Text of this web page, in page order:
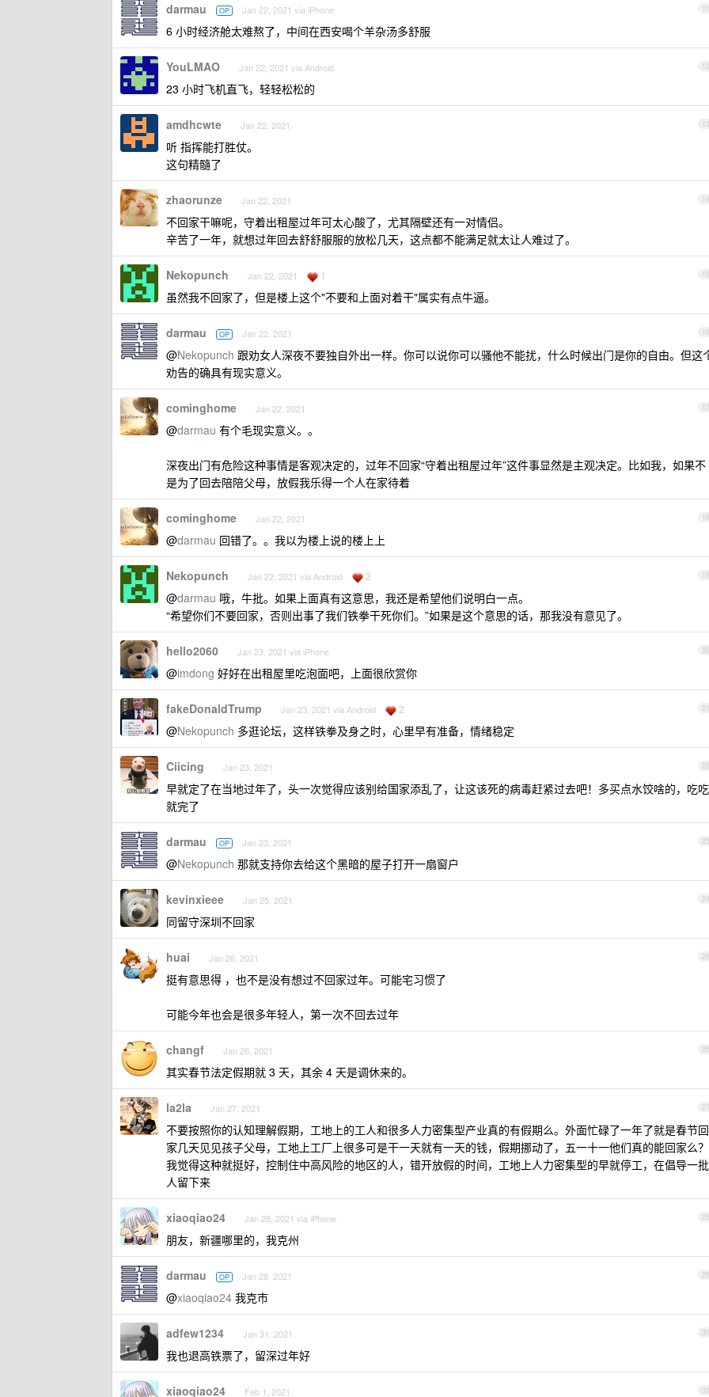
11
darmau OP Jan 22, 2021 via iPhone
6 小时经济舱太难熬了，中间在西安喝个羊杂汤多舒服
12
YouLMAO Jan 22, 2021 via Android
23 小时飞机直飞，轻轻松松的
13
amdhcwte Jan 22, 2021
听 指挥能打胜仗。
这句精髓了
14
zhaorunze Jan 22, 2021
不回家干嘛呢，守着出租屋过年可太心酸了，尤其隔壁还有一对情侣。
辛苦了一年，就想过年回去舒舒服服的放松几天，这点都不能满足就太让人难过了。
15
Nekopunch Jan 22, 2021 1
虽然我不回家了，但是楼上这个"不要和上面对着干"属实有点牛逼。
16
darmau OP Jan 22, 2021
@Nekopunch 跟劝女人深夜不要独自外出一样。你可以说你可以骚他不能扰，什么时候出门是你的自由。但这
劝告的确具有现实意义。
17
cominghome Jan 22, 2021
@darmau 有个毛现实意义。。
深夜出门有危险这种事情是客观决定的，过年不回家“守着出租屋过年”这件事显然是主观决定。比如我，如果不
是为了回去陪陪父母，放假我乐得一个人在家待着
18
cominghome Jan 22, 2021
@darmau 回错了。。我以为楼上说的楼上上
19
Nekopunch Jan 22, 2021 via Android 2
@darmau 哦，牛批。如果上面真有这意思，我还是希望他们说明白一点。
“希望你们不要回家，否则出事了我们铁拳干死你们。”如果是这个意思的话，那我没有意见了。
20
hello2060 Jan 23, 2021 via iPhone
@imdong 好好在出租屋里吃泡面吧，上面很欣赏你
21
fakeDonaldTrump Jan 23, 2021 via Android 2
@Nekopunch 多逛论坛，这样铁拳及身之时，心里早有准备，情绪稳定
22
Ciicing Jan 23, 2021
早就定了在当地过年了，头一次觉得应该别给国家添乱了，让这该死的病毒赶紧过去吧！多买点水饺啥的，吃吃
就完了
23
darmau OP Jan 23, 2021
@Nekopunch 那就支持你去给这个黑暗的屋子打开一扇窗户
24
kevinxieee Jan 25, 2021
同留守深圳不回家
25
huai Jan 26, 2021
挺有意思得 ，也不是没有想过不回家过年。可能宅习惯了
可能今年也会是很多年轻人，第一次不回去过年
26
changf Jan 26, 2021
其实春节法定假期就 3 天，其余 4 天是调休来的。
27
la2la Jan 27, 2021
不要按照你的认知理解假期，工地上的工人和很多人力密集型产业真的有假期么。外面忙碌了一年了就是春节回
家几天见见孩子父母，工地上工厂上很多可是干一天就有一天的钱，假期挪动了，五一十一他们真的能回家么？
我觉得这种就挺好，控制住中高风险的地区的人，错开放假的时间，工地上人力密集型的早就停工，在倡导一批
人留下来
28
xiaoqiao24 Jan 28, 2021 via iPhone
朋友，新疆哪里的，我克州
29
darmau OP Jan 28, 2021
@xiaoqiao24 我克市
30
adfew1234 Jan 31, 2021
我也退高铁票了，留深过年好
31
xiaoqiao24 Feb 1, 2021